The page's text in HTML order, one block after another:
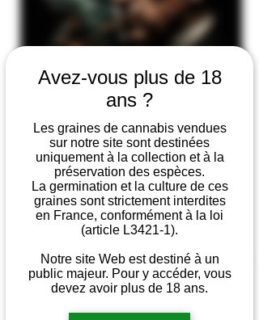
Avez-vous plus de 18
ans ?
Les graines de cannabis vendues
sur notre site sont destinées
uniquement à la collection et à la
préservation des espèces.
La germination et la culture de ces
graines sont strictement interdites
en France, conformément à la loi
(article L3421-1).
Notre site Web est destiné à un
public majeur. Pour y accéder, vous
devez avoir plus de 18 ans.
Godfather OG
19,90 €Prix
Nombre de graines *
Quantité *